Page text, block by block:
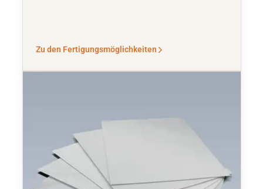
Zu den Fertigungsmöglichkeiten